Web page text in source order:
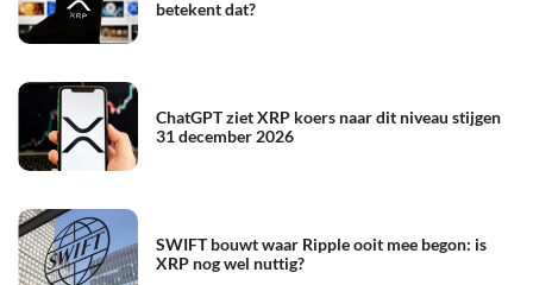
betekent dat?
ChatGPT ziet XRP koers naar dit niveau stijgen
31 december 2026
SWIFT bouwt waar Ripple ooit mee begon: is
XRP nog wel nuttig?